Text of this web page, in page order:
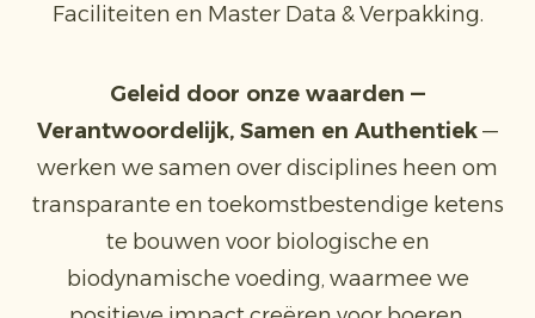
Faciliteiten en Master Data & Verpakking.
Geleid door onze waarden —
Verantwoordelijk, Samen en Authentiek—
werken we samen over disciplines heen om
transparante en toekomstbestendige ketens
te bouwen voor biologische en
biodynamische voeding, waarmee we